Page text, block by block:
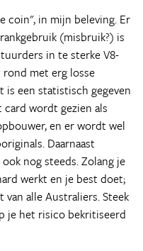
coin", in mijn beleving. Er
(misbruik?) is
in te sterke V8-
met erg losse
is een statistisch gegeven
card wordt gezien als
en er wordt wel
Daarnaast
nog steeds. Zolang je
werkt en je best doet;
alle Australiers. Steek
je het risico bekritiseerd